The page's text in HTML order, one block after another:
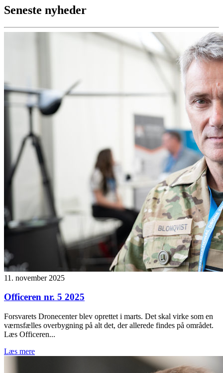
Seneste nyheder
11. november 2025
Officeren nr. 5 2025
Forsvarets Dronecenter blev oprettet i marts. Det skal virke som en
værnsfælles overbygning på alt det, der allerede findes på området.
Læs Officeren...
Læs mere